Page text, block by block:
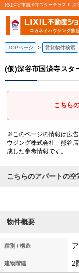
(仮)深谷市国済寺スターテラス II
TOPページ 賃貸物件検索
(仮)深谷市国済寺スタ
こちら
※このページの情報は広
ウジング株式会社 熊谷店
成した参考情報です。
こちらのアパートの空
物件概要
種別 / 構造
建物階建 2